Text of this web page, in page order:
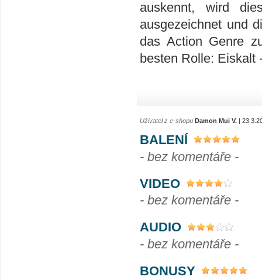
auskennt, wird
ausgezeichnet und
das Action Genre
besten Rolle: Eiskalt
Uživatel z e-shopu Damon Mui V. |
BALENÍ
- bez komentáře -
VIDEO
- bez komentáře -
AUDIO
- bez komentáře -
BONUSY